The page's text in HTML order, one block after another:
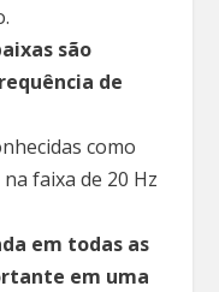
são
de
como
faixa de 20 Hz
em todas as
em uma